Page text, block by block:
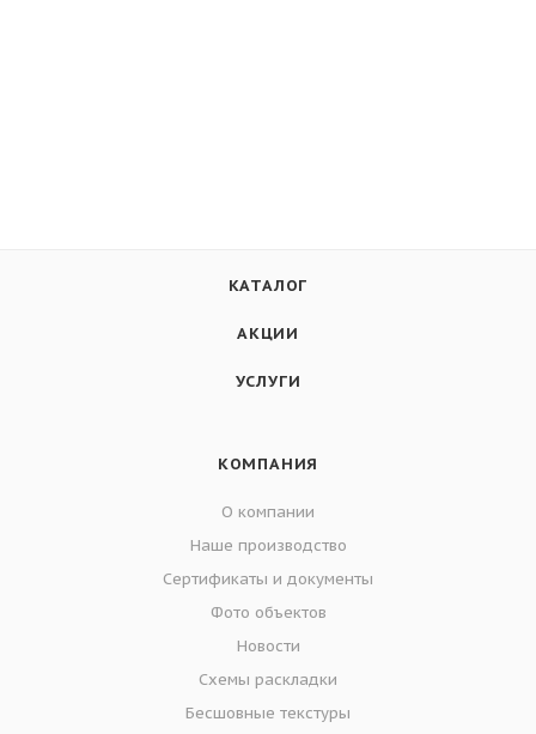
КАТАЛОГ
АКЦИИ
УСЛУГИ
КОМПАНИЯ
О компании
Наше производство
Сертификаты и документы
Фото объектов
Новости
Схемы раскладки
Бесшовные текстуры